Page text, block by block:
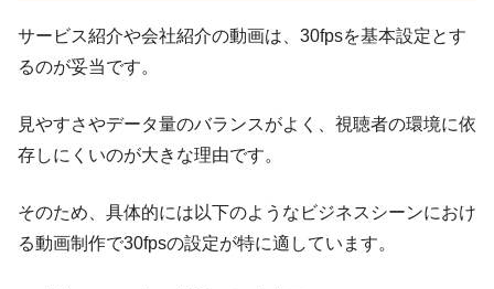
サービス紹介や会社紹介の動画は、30fpsを基本設定とす
るのが妥当です。
見やすさやデータ量のバランスがよく、視聴者の環境に依
存しにくいのが大きな理由です。
そのため、具体的には以下のようなビジネスシーンにおけ
る動画制作で30fpsの設定が特に適しています。